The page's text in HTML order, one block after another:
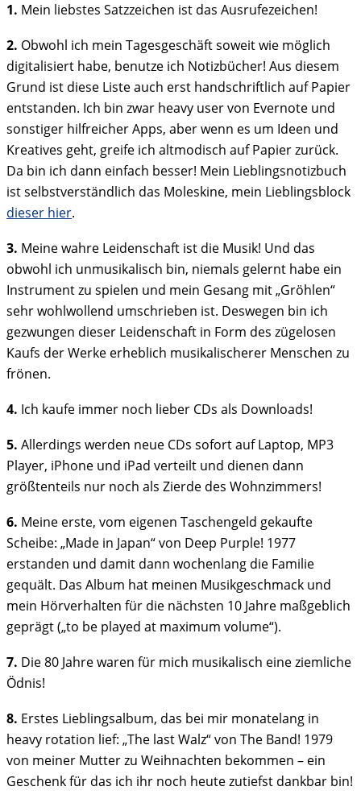
1. Mein liebstes Satzzeichen ist das Ausrufezeichen!
2. Obwohl ich mein Tagesgeschäft soweit wie möglich
digitalisiert habe, benutze ich Notizbücher! Aus diesem
Grund ist diese Liste auch erst handschriftlich auf Papier
entstanden. Ich bin zwar heavy user von Evernote und
sonstiger hilfreicher Apps, aber wenn es um Ideen und
Kreatives geht, greife ich altmodisch auf Papier zurück.
Da bin ich dann einfach besser! Mein Lieblingsnotizbuch
ist selbstverständlich das Moleskine, mein Lieblingsblock
dieser hier.
3. Meine wahre Leidenschaft ist die Musik! Und das
obwohl ich unmusikalisch bin, niemals gelernt habe ein
Instrument zu spielen und mein Gesang mit „Gröhlen“
sehr wohlwollend umschrieben ist. Deswegen bin ich
gezwungen dieser Leidenschaft in Form des zügelosen
Kaufs der Werke erheblich musikalischerer Menschen zu
frönen.
4. Ich kaufe immer noch lieber CDs als Downloads!
5. Allerdings werden neue CDs sofort auf Laptop, MP3
Player, iPhone und iPad verteilt und dienen dann
größtenteils nur noch als Zierde des Wohnzimmers!
6. Meine erste, vom eigenen Taschengeld gekaufte
Scheibe: „Made in Japan“ von Deep Purple! 1977
erstanden und damit dann wochenlang die Familie
gequält. Das Album hat meinen Musikgeschmack und
mein Hörverhalten für die nächsten 10 Jahre maßgeblich
geprägt („to be played at maximum volume“).
7. Die 80 Jahre waren für mich musikalisch eine ziemliche
Ödnis!
8. Erstes Lieblingsalbum, das bei mir monatelang in
heavy rotation lief: „The last Walz“ von The Band! 1979
von meiner Mutter zu Weihnachten bekommen – ein
Geschenk für das ich ihr noch heute zutiefst dankbar bin!